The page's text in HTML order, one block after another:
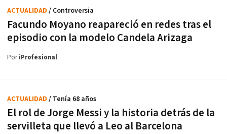
Facundo Moyano reapareció en redes tras el
episodio con la modelo Candela Arizaga
ACTUALIDAD / Controversia
PoriProfesional
El rol de Jorge Messi y la historia detrás de la
servilleta que llevó a Leo al Barcelona
ACTUALIDAD / Tenía 68 años